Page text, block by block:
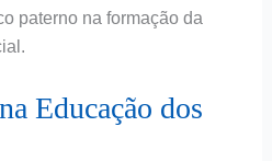
paterno na formação da
Educação dos